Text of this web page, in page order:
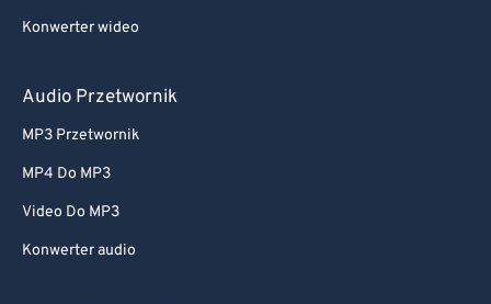
Konwerter wideo
Audio Przetwornik
MP3 Przetwornik
MP4 Do MP3
Video Do MP3
Konwerter audio